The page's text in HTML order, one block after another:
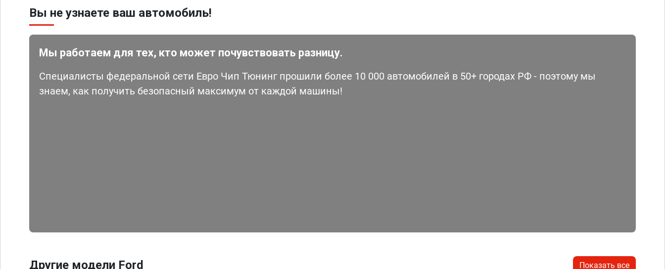
Вы не узнаете ваш автомобиль!
Мы работаем для тех, кто может почувствовать разницу.
Специалисты федеральной сети Евро Чип Тюнинг прошили более 10 000 автомобилей в 50+ городах РФ - поэтому мы
знаем, как получить безопасный максимум от каждой машины!
Другие модели Ford Показать все